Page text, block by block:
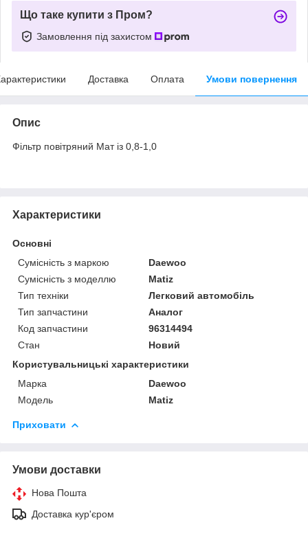
Що таке купити з Пром?
Замовлення під захистом
Доставка Оплата Умови повернення
Опис
Фільтр повітряний Мат із 0,8-1,0
Характеристики
Основні
Сумісність з маркою
Daewoo
Сумісність з моделлю
Matiz
Тип техніки
Легковий автомобіль
Тип запчастини
Аналог
Код запчастини
96314494
Стан
Новий
Користувальницькі характеристики
Марка
Daewoo
Модель
Matiz
Приховати
Умови доставки
Нова Пошта
Доставка кур'єром